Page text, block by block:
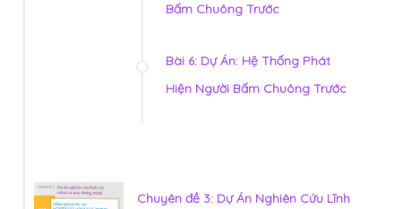
Bấm Chuông Trước
Bài 6: Dự Án: Hệ Thống Phát
Hiện Người Bấm Chuông Trước
Chuyên đề 3: Dự Án Nghiên Cứu Lĩnh